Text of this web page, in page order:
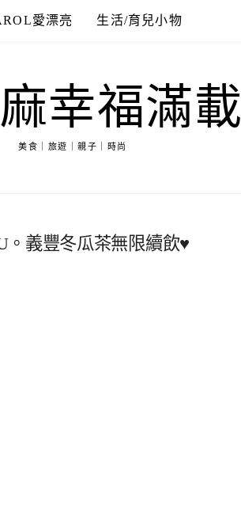
愛漂亮 生活/育兒小物
幸福滿載
美食｜旅遊｜親子｜時尚
義豐冬瓜茶無限續飲♥